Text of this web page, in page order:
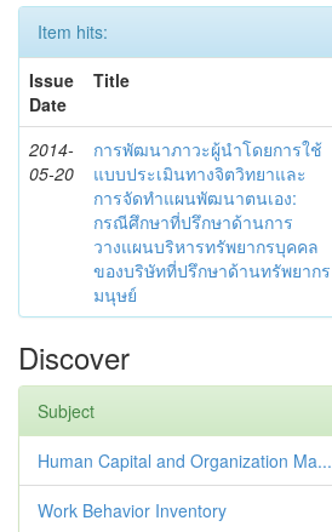
Item hits:
Issue
Date
Title
2014-
05-20
การพัฒนาภาวะผู้นำโดยการใช้
แบบประเมินทางจิตวิทยาและ
การจัดทำแผนพัฒนาตนเอง:
กรณีศึกษาที่ปรึกษาด้านการ
วางแผนบริหารทรัพยากรบุคคล
ของบริษัทที่ปรึกษาด้านทรัพยากร
มนุษย์
Discover
Subject
Human Capital and Organization Ma...
Work Behavior Inventory